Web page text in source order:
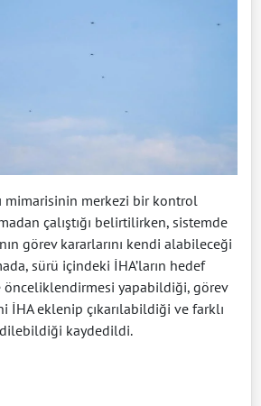
mimarisinin merkezi bir kontrol
çalıştığı belirtilirken, sistemde
görev kararlarını kendi alabileceği
sürü içindeki İHA’ların hedef
önceliklendirmesi yapabildiği, görev
İHA eklenip çıkarılabildiği ve farklı
kaydedildi.